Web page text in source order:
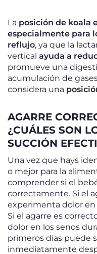
La posición de koala
especialmente para
reflujo, ya que la
vertical ayuda a
promueve una
acumulación de
considera una
AGARRE
¿CUÁLES SON
SUCCIÓN
Una vez que hays
o mejor para la
comprender si el
correctamente. Si el
experimenta dolor en
Si el agarre es
dolor en los senos
primeros días puede
inmediatamente